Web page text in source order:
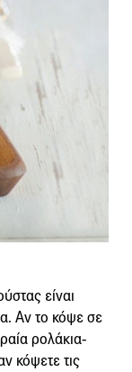
είναι
Αν το κόψε σε
ρολάκια-
κόψετε τις